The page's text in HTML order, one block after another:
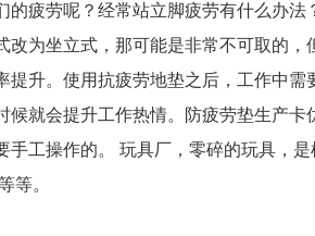
的疲劳呢？经常站立脚疲劳有什么办法
改为坐立式，那可能是非常不可取的，
提升。使用抗疲劳地垫之后，工作中需
候就会提升工作热情。防疲劳垫生产卡
手工操作的。 玩具厂，零碎的玩具，是
等。